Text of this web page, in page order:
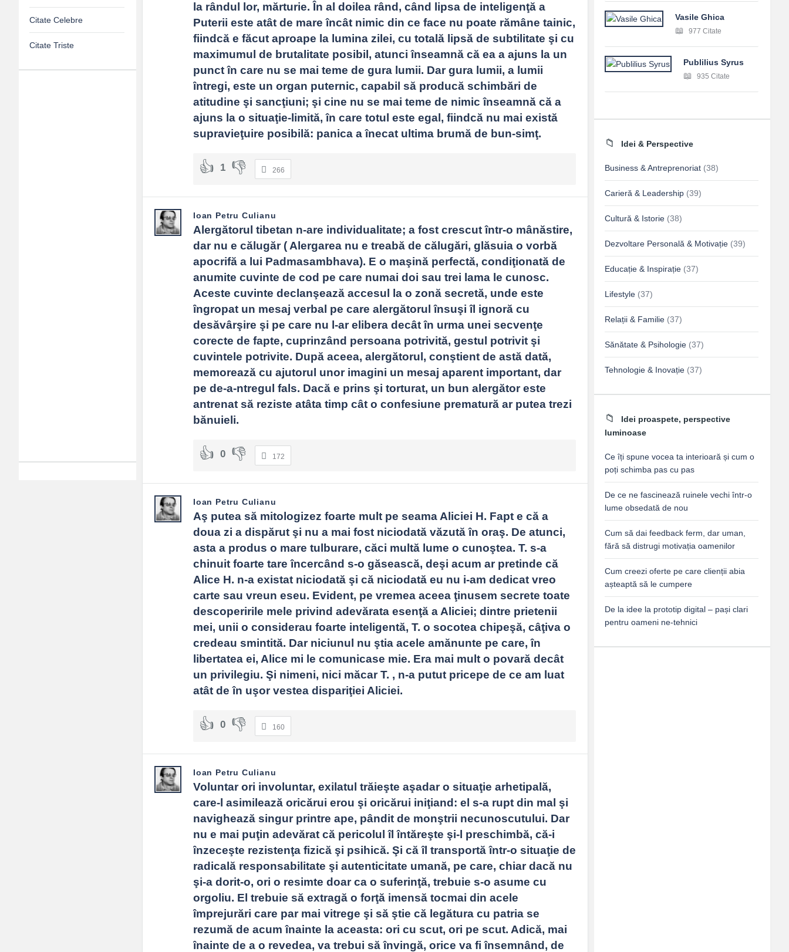
la rândul lor, mărturie. În al doilea rând, când lipsa de inteligenţă a
Puterii este atât de mare încât nimic din ce face nu poate rămâne tainic,
fiindcă e făcut aproape la lumina zilei, cu totală lipsă de subtilitate şi cu
maximumul de brutalitate posibil, atunci înseamnă că ea a ajuns la un
punct în care nu se mai teme de gura lumii. Dar gura lumii, a lumii
întregi, este un organ puternic, capabil să producă schimbări de
atitudine şi sancţiuni; şi cine nu se mai teme de nimic înseamnă că a
ajuns la o situaţie-limită, în care totul este egal, fiindcă nu mai există
supravieţuire posibilă: panica a înecat ultima brumă de bun-simţ.
1 266
Ioan Petru Culianu
Alergătorul tibetan n-are individualitate; a fost crescut într-o mânăstire,
dar nu e călugăr ( Alergarea nu e treabă de călugări, glăsuia o vorbă
apocrifă a lui Padmasambhava). E o maşină perfectă, condiţionată de
anumite cuvinte de cod pe care numai doi sau trei lama le cunosc.
Aceste cuvinte declanşează accesul la o zonă secretă, unde este
îngropat un mesaj verbal pe care alergătorul însuşi îl ignoră cu
desăvârşire şi pe care nu l-ar elibera decât în urma unei secvenţe
corecte de fapte, cuprinzând persoana potrivită, gestul potrivit şi
cuvintele potrivite. După aceea, alergătorul, conştient de astă dată,
memorează cu ajutorul unor imagini un mesaj aparent important, dar
pe de-a-ntregul fals. Dacă e prins şi torturat, un bun alergător este
antrenat să reziste atâta timp cât o confesiune prematură ar putea trezi
bănuieli.
0 172
Ioan Petru Culianu
Aş putea să mitologizez foarte mult pe seama Aliciei H. Fapt e că a
doua zi a dispărut şi nu a mai fost niciodată văzută în oraş. De atunci,
asta a produs o mare tulburare, căci multă lume o cunoştea. T. s-a
chinuit foarte tare încercând s-o găsească, deşi acum ar pretinde că
Alice H. n-a existat niciodată şi că niciodată eu nu i-am dedicat vreo
carte sau vreun eseu. Evident, pe vremea aceea ţinusem secrete toate
descoperirile mele privind adevărata esenţă a Aliciei; dintre prietenii
mei, unii o considerau foarte inteligentă, T. o socotea chipeşă, câţiva o
credeau smintită. Dar niciunul nu ştia acele amănunte pe care, în
libertatea ei, Alice mi le comunicase mie. Era mai mult o povară decât
un privilegiu. Şi nimeni, nici măcar T. , n-a putut pricepe de ce am luat
atât de în uşor vestea dispariţiei Aliciei.
0 160
Ioan Petru Culianu
Voluntar ori involuntar, exilatul trăieşte aşadar o situaţie arhetipală,
care-l asimilează oricărui erou şi oricărui iniţiand: el s-a rupt din mal şi
navighează singur printre ape, pândit de monştrii necunoscutului. Dar
nu e mai puţin adevărat că pericolul îl întăreşte şi-l preschimbă, că-i
înzeceşte rezistenţa fizică şi psihică. Şi că îl transportă într-o situaţie de
radicală responsabilitate şi autenticitate umană, pe care, chiar dacă nu
şi-a dorit-o, ori o resimte doar ca o suferinţă, trebuie s-o asume cu
orgoliu. El trebuie să extragă o forţă imensă tocmai din acele
împrejurări care par mai vitrege şi să ştie că legătura cu patria se
rezumă de acum înainte la aceasta: ori cu scut, ori pe scut. Adică, mai
înainte de a o revedea, va trebui să învingă, orice va fi însemnând, de
Vasile Ghica
977 Citate
Publilius Syrus
935 Citate
Idei & Perspective
Business & Antreprenoriat (38)
Carieră & Leadership (39)
Cultură & Istorie (38)
Dezvoltare Personală & Motivație (39)
Educație & Inspirație (37)
Lifestyle (37)
Relații & Familie (37)
Sănătate & Psihologie (37)
Tehnologie & Inovație (37)
Idei proaspete, perspective
luminoase
Ce îți spune vocea ta interioară și cum o
poți schimba pas cu pas
De ce ne fascinează ruinele vechi într-o
lume obsedată de nou
Cum să dai feedback ferm, dar uman,
fără să distrugi motivația oamenilor
Cum creezi oferte pe care clienții abia
așteaptă să le cumpere
De la idee la prototip digital – pași clari
pentru oameni ne-tehnici
Citate Celebre
Citate Triste